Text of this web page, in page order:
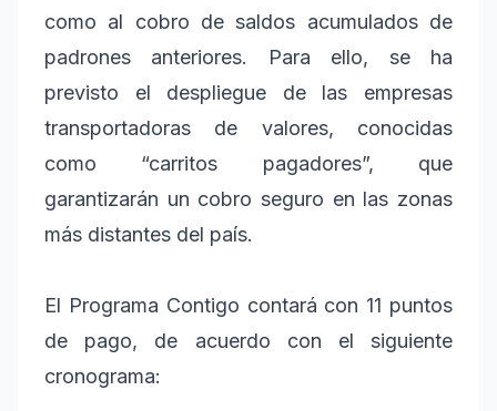
como al cobro de saldos acumulados de
padrones anteriores. Para ello, se ha
previsto el despliegue de las empresas
transportadoras de valores, conocidas
como “carritos pagadores”, que
garantizarán un cobro seguro en las zonas
más distantes del país.
El Programa Contigo contará con 11 puntos
de pago, de acuerdo con el siguiente
cronograma: